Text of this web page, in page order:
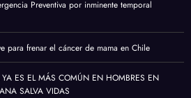
Preventiva por inminente temporal
para frenar el cáncer de mama en Chile
YA ES EL MÁS COMÚN EN HOMBRES EN
SALVA VIDAS